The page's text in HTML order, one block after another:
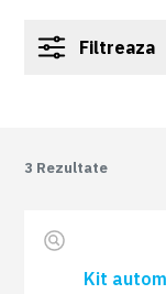
Filtreaza
3 Rezultate
Kit